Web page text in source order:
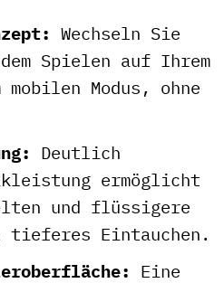
Wechseln Sie
Spielen auf Ihrem
mobilen Modus, ohne
Deutlich
ermöglicht
und flüssigere
Eintauchen.
Eine